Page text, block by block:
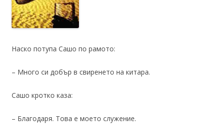
Наско потупа Сашо по рамото:
– Много си добър в свиренето на китара.
Сашо кротко каза:
– Благодаря. Това е моето служение.